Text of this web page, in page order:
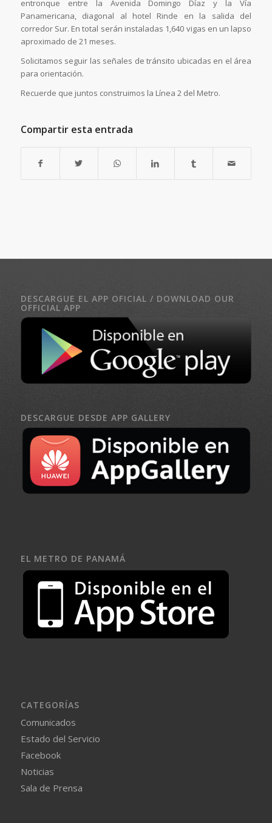
entronque entre la Avenida Domingo Díaz y la Vía
Panamericana, diagonal al hotel Rinde en la salida del
corredor Sur. En total serán instaladas 1,640 vigas en un lapso
aproximado de 21 meses.
Solicitamos seguir las señales de tránsito ubicadas en el área
para orientación.
Recuerde que juntos construimos la Línea 2 del Metro.
Compartir esta entrada
DESCARGUE EL APP OFICIAL / DOWNLOAD OUR
OFFICIAL APP
DESCARGUE DESDE APP GALLERY
EL METRO DE PANAMÁ
CATEGORÍAS
Comunicados
Estado del Servicio
Facebook
Noticias
Sala de Prensa